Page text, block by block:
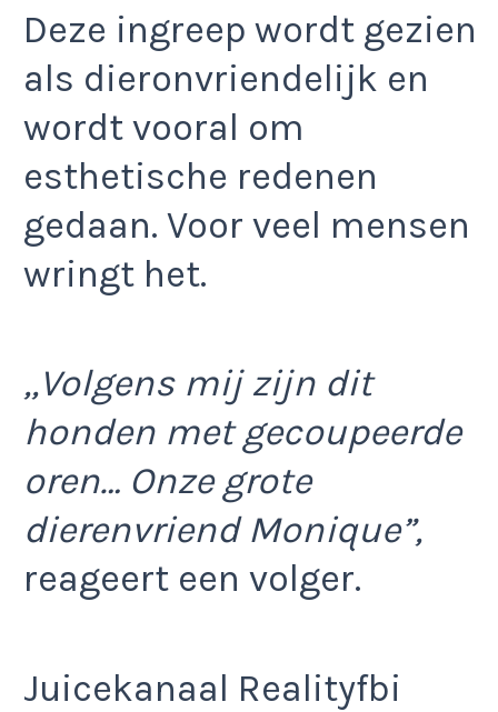
Deze ingreep wordt gezien
als dieronvriendelijk en
wordt vooral om
esthetische redenen
gedaan. Voor veel mensen
wringt het.
,,Volgens mij zijn dit
honden met gecoupeerde
oren… Onze grote
dierenvriend Monique”,
reageert een volger.
Juicekanaal Realityfbi